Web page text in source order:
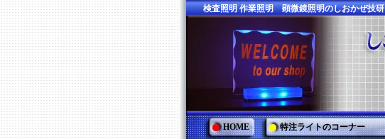
検査照明 作業照明 顕微鏡照明のしおかぜ技研
HOME 特注ライトのコーナー